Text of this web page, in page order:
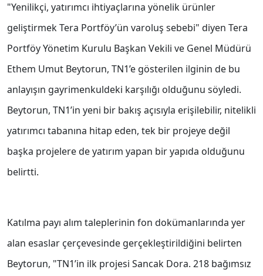
"Yenilikçi, yatırımcı ihtiyaçlarına yönelik ürünler
geliştirmek Tera Portföy’ün varoluş sebebi" diyen Tera
Portföy Yönetim Kurulu Başkan Vekili ve Genel Müdürü
Ethem Umut Beytorun, TN1’e gösterilen ilginin de bu
anlayışın gayrimenkuldeki karşılığı olduğunu söyledi.
Beytorun, TN1’in yeni bir bakış açısıyla erişilebilir, nitelikli
yatırımcı tabanına hitap eden, tek bir projeye değil
başka projelere de yatırım yapan bir yapıda olduğunu
belirtti.
Katılma payı alım taleplerinin fon dokümanlarında yer
alan esaslar çerçevesinde gerçekleştirildiğini belirten
Beytorun, "TN1’in ilk projesi Sancak Dora. 218 bağımsız